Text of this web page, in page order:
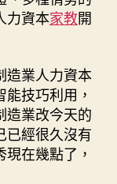
力資本家教開
造業人力資本
技巧利用，
造業改今天的
已經很久沒有
在幾點了，